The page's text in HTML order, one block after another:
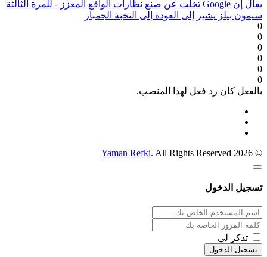
يقال إن Google تخلت عن صنع نظارات الواقع المعزز - للمرة الثالثة
سيمون بيلز يشير إلى العودة إلى النخبة الجمباز
0
0
0
0
0
0
بالفعل كان رد فعل لهذا المنصب.
© 2026
Yaman Refki. All Rights Reserved
تسجيل الدخول
تذكر لي